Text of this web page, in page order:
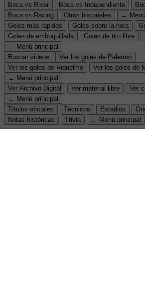
Boca vs River
Boca vs Independiente
Boca vs Racing
Otros historiales
←
Goles más rápidos
Goles sobre la hora
Goles de emboquillada
Goles de tiro libre
← Menú principal
Buscar videos
Ver los goles de Palermo
Ver los goles de Riquelme
Ver los goles de
← Menú principal
Ver Archivo Digital
Ver material libre
Ver
← Menú principal
Títulos oficiales
Técnicos Estadios
Notas históricas
Trivia ← Menú principal